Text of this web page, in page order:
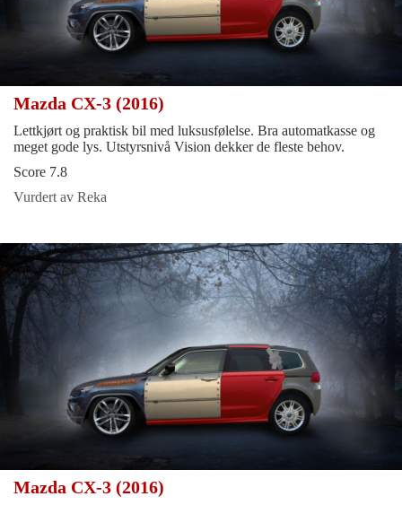
Mazda CX-3 (2016)
Lettkjørt og praktisk bil med luksusfølelse. Bra automatkasse og
meget gode lys. Utstyrsnivå Vision dekker de fleste behov.
Score 7.8
Vurdert av Reka
Mazda CX-3 (2016)